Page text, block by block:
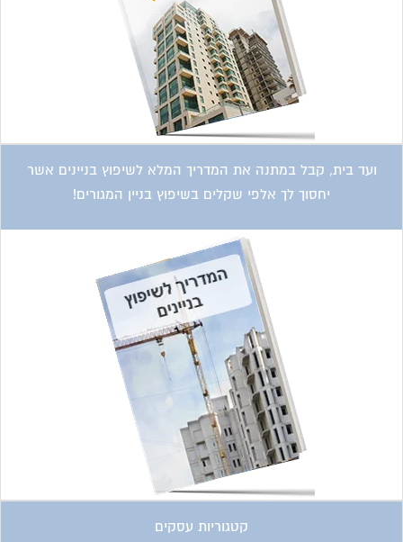
ועד בית, קבל במתנה את המדריך המלא לשיפוץ בניינים אשר
יחסוך לך אלפי שקלים בשיפוץ בניין המגורים!
קטגוריות עסקים